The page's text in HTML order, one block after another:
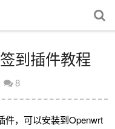
到插件教程
8
件，可以安装到Openwrt